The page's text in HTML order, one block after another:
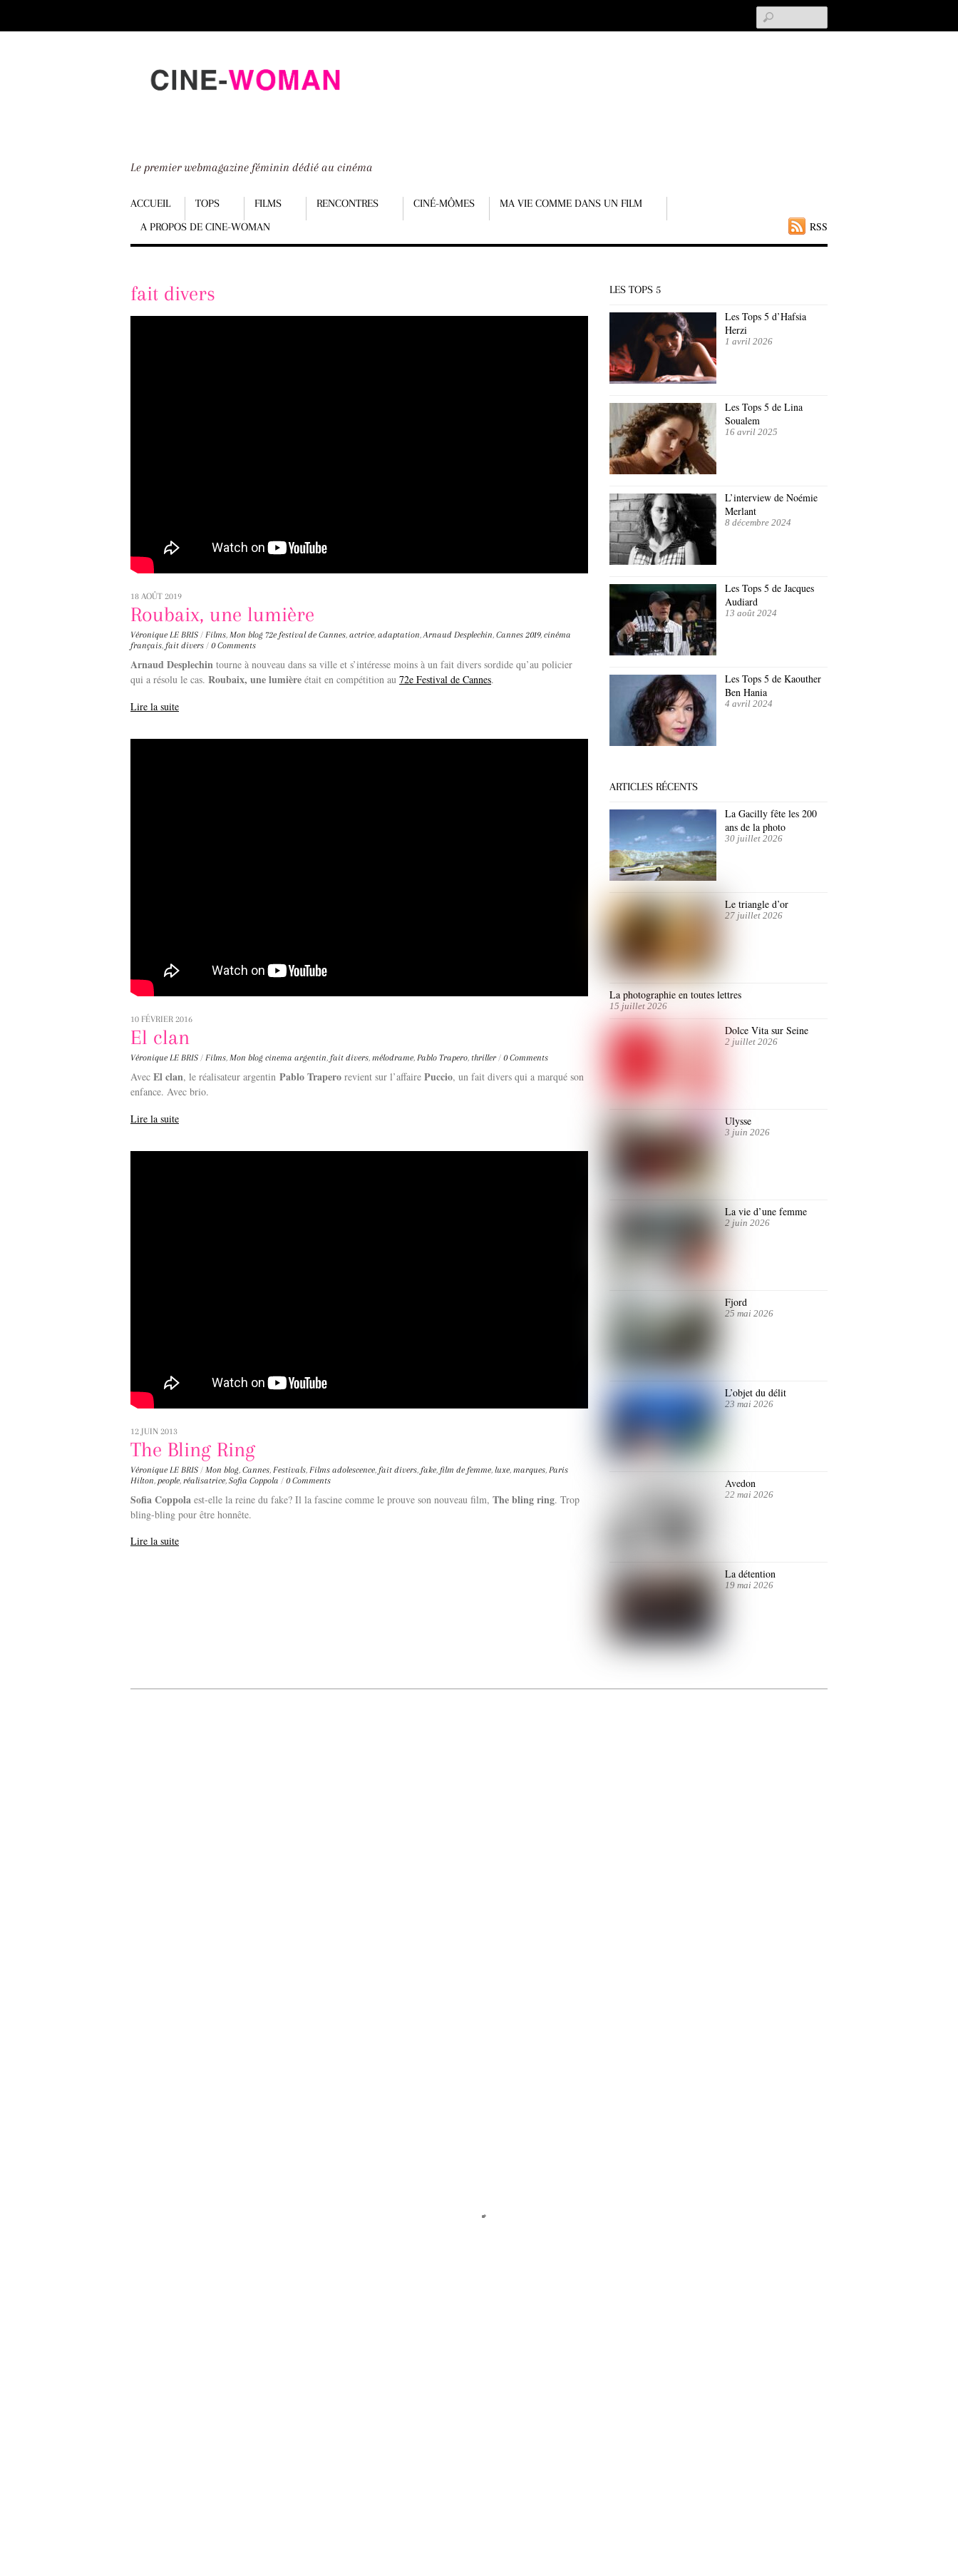
down
Le premier webmagazine féminin dédié au cinéma
RSS
Menu
ACCUEIL TOPS FILMS RENCONTRES CINÉ-MÔMES
MA VIE COMME DANS UN FILM
A PROPOS DE CINE-WOMAN
Scroll
content
fait divers
18 AOÛT 2019
Roubaix, une lumière
Véronique LE BRIS / Films, Mon blog 72e festival de Cannes, actrice, adaptation,Arnaud Desplechin, Cannes 2019, cinéma
français, fait divers / 0 Comments
Arnaud Desplechin tourne à nouveau dans sa ville et s’intéresse moins à un fait divers sordide qu’au policier
qui a résolu le cas. Roubaix, une lumière était en compétition au 72e Festival de Cannes.
Lire la suite
10 FÉVRIER 2016
El clan
Véronique LE BRIS / Films, Mon blog cinema argentin, fait divers, mélodrame, Pablo Trapero, thriller / 0 Comments
Avec El clan, le réalisateur argentin Pablo Trapero revient sur l’affaire Puccio, un fait divers qui a marqué son
enfance. Avec brio.
Lire la suite
12 JUIN 2013
The Bling Ring
Véronique LE BRIS / Mon blog, Cannes, Festivals, Films adolescence, fait divers, fake, film de femme, luxe, marques, Paris
Hilton, people, réalisatrice, Sofia Coppola / 0 Comments
Sofia Coppola est-elle la reine du fake? Il la fascine comme le prouve son nouveau film, The bling ring. Trop
bling-bling pour être honnête.
Lire la suite
LES TOPS 5
Les Tops 5 d’Hafsia
Herzi
1 avril 2026
Les Tops 5 de Lina
Soualem
16 avril 2025
L’interview de Noémie
Merlant
8 décembre 2024
Les Tops 5 de Jacques
Audiard
13 août 2024
Les Tops 5 de Kaouther
Ben Hania
4 avril 2024
ARTICLES RÉCENTS
La Gacilly fête les 200
ans de la photo
30 juillet 2026
Le triangle d’or
27 juillet 2026
La photographie en toutes lettres
15 juillet 2026
Dolce Vita sur Seine
2 juillet 2026
Ulysse
3 juin 2026
La vie d’une femme
2 juin 2026
Fjord
25 mai 2026
L’objet du délit
23 mai 2026
Avedon
22 mai 2026
La détention
19 mai 2026